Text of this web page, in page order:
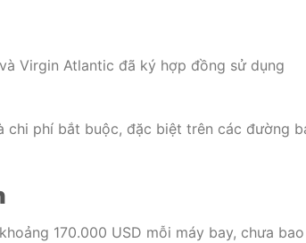
Virgin Atlantic đã ký hợp đồng sử dụng
chi phí bắt buộc, đặc biệt trên các đường
170.000 USD mỗi máy bay, chưa bao